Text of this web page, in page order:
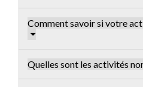
Comment savoir si votre
Quelles sont les activités